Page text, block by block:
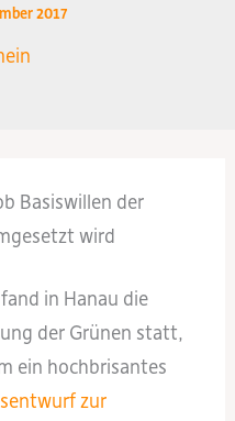
2017
Basiswillen der
wird
in Hanau die
der Grünen statt,
ein hochbrisantes
zur